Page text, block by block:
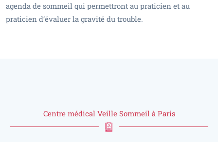
agenda de sommeil qui permettront au praticien et au
praticien d’évaluer la gravité du trouble.
Centre médical Veille Sommeil à Paris